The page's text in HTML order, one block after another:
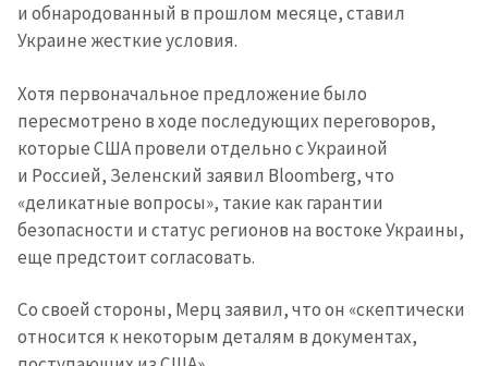
и обнародованный в прошлом месяце, ставил
Украине жесткие условия.
Хотя первоначальное предложение было
пересмотрено в ходе последующих переговоров,
которые США провели отдельно с Украиной
и Россией, Зеленский заявил Bloomberg, что
«деликатные вопросы», такие как гарантии
безопасности и статус регионов на востоке Украины,
еще предстоит согласовать.
Со своей стороны, Мерц заявил, что он «скептически
относится к некоторым деталям в документах,